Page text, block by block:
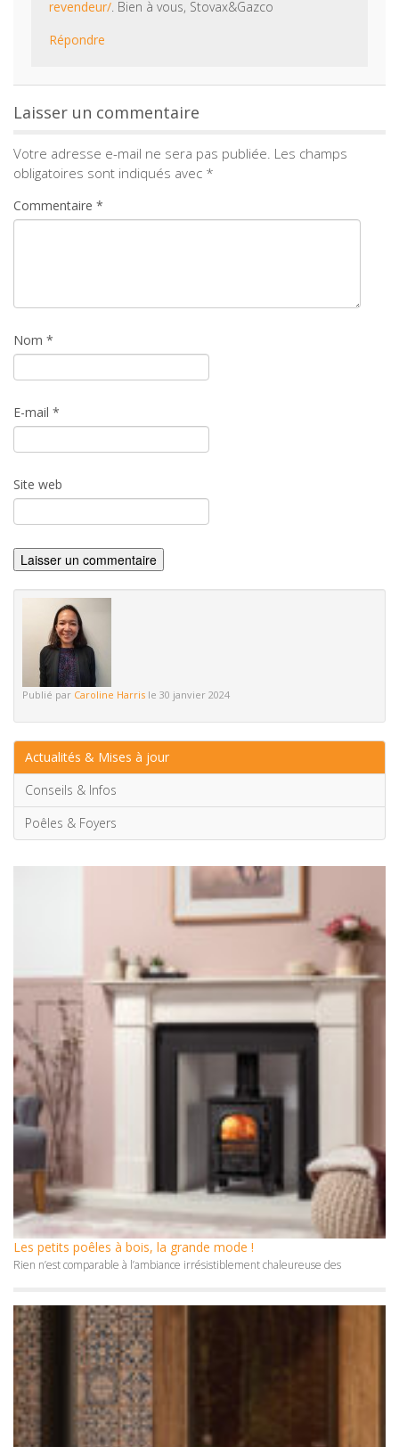
revendeur/. Bien à vous, Stovax&Gazco
Répondre
Laisser un commentaire
Votre adresse e-mail ne sera pas publiée. Les champs
obligatoires sont indiqués avec *
Commentaire *
Nom *
E-mail *
Site web
Publié par Caroline Harris le 30 janvier 2024
Actualités & Mises à jour
Conseils & Infos
Poêles & Foyers
Les petits poêles à bois, la grande mode !
Rien n’est comparable à l’ambiance irrésistiblement chaleureuse des